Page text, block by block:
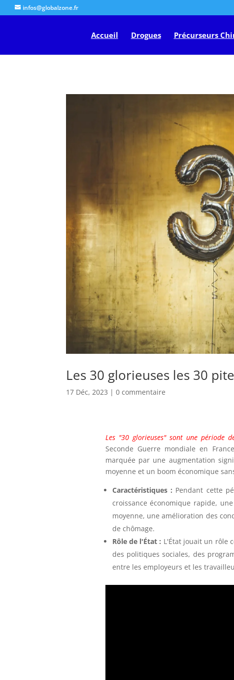
google-site-verification: google8b5302a50e574b7b.html
infos@globalzone.fr
Accueil Drogues Précurseurs
Les 30 glorieuses les 30
17 Déc, 2023 |0 commentaire
Les "30 glorieuses" sont une période
Seconde Guerre mondiale en
marquée par une augmentation
moyenne et un boom économique
Caractéristiques : Pendant cette
croissance économique rapide,
moyenne, une amélioration des
de chômage.
Rôle de l'État : L'État jouait un rôle
des politiques sociales, des
entre les employeurs et les